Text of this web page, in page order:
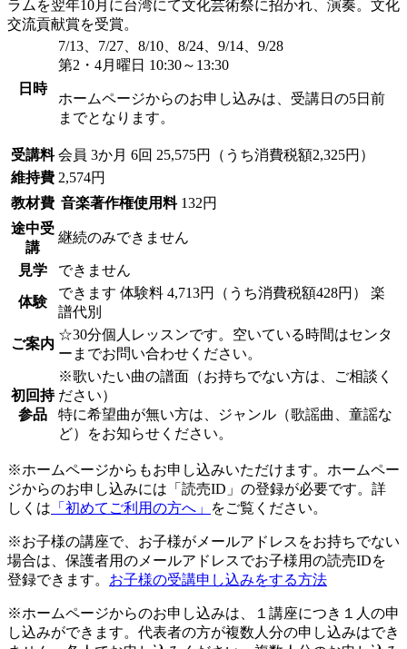
ラムを翌年10月に台湾にて文化芸術祭に招かれ、演奏。文化
交流貢献賞を受賞。
日時
7/13、7/27、8/10、8/24、9/14、9/28
第2・4月曜日 10:30～13:30
ホームページからのお申し込みは、受講日の5日前
までとなります。
受講料 会員 3か月 6回 25,575円（うち消費税額2,325円）
維持費 2,574円
教材費 音楽著作権使用料 132円
途中受
講
継続のみできません
見学 できません
体験
できます 体験料 4,713円（うち消費税額428円） 楽
譜代別
ご案内
☆30分個人レッスンです。空いている時間はセンタ
ーまでお問い合わせください。
初回持
参品
※歌いたい曲の譜面（お持ちでない方は、ご相談く
ださい）
特に希望曲が無い方は、ジャンル（歌謡曲、童謡な
ど）をお知らせください。
※ホームページからもお申し込みいただけます。ホームペー
ジからのお申し込みには「読売ID」の登録が必要です。詳
しくは 「初めてご利用の方へ」 をご覧ください。
※お子様の講座で、お子様がメールアドレスをお持ちでない
場合は、保護者用のメールアドレスでお子様用の読売IDを
登録できます。 お子様の受講申し込みをする方法
※ホームページからのお申し込みは、１講座につき１人の申
し込みができます。代表者の方が複数人分の申し込みはでき